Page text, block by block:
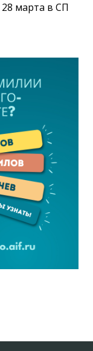
28 марта в СП